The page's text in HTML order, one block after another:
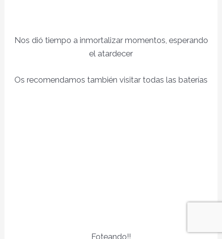
Nos dió tiempo a inmortalizar momentos, esperando
el atardecer
Os recomendamos también visitar todas las baterías
Foteando!!